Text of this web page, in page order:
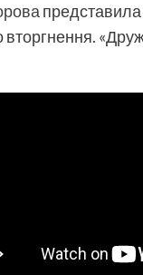
представила